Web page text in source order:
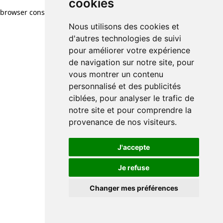
cookies
Nous utilisons des cookies et
d'autres technologies de suivi
pour améliorer votre expérience
de navigation sur notre site, pour
vous montrer un contenu
personnalisé et des publicités
ciblées, pour analyser le trafic de
notre site et pour comprendre la
provenance de nos visiteurs.
J'accepte
Je refuse
Changer mes préférences
browser console for more information)